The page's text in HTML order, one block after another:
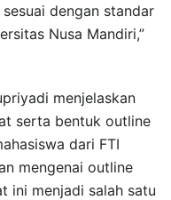
dengan standar
Nusa Mandiri,”
menjelaskan
serta bentuk outline
dari FTI
mengenai outline
ini menjadi salah satu